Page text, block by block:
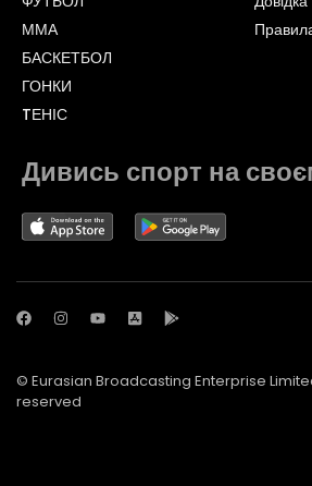
ММА
БАСКЕТБОЛ
ГОНКИ
TЕНІС
Дивись спорт на
© Eurasian Broadcasting Enterprise
reserved